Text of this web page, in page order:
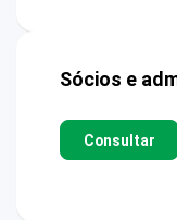
Sócios e
Consultar